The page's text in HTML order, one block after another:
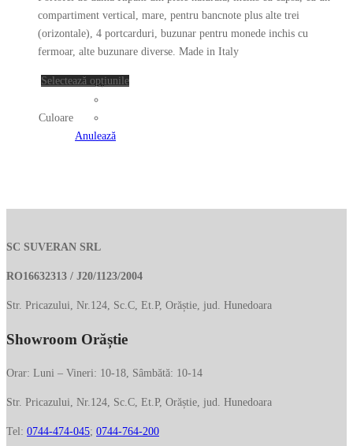
fi
alese
în
compartiment vertical, mare, pentru bancnote plus alte trei
(orizontale), 4 portcarduri, buzunar pentru monede inchis cu
fermoar, alte buzunare diverse. Made in Italy
Selectează opțiunileAcest
pot
pagina
Culoare
Anulează
SC SUVERAN SRL
RO16632313 / J20/1123/2004
Str. Pricazului, Nr.124, Sc.C, Et.P, Orăștie, jud. Hunedoara
Showroom Orăștie
Orar: Luni – Vineri: 10-18, Sâmbătă: 10-14
Str. Pricazului, Nr.124, Sc.C, Et.P, Orăștie, jud. Hunedoara
Tel: 0744-474-045; 0744-764-200